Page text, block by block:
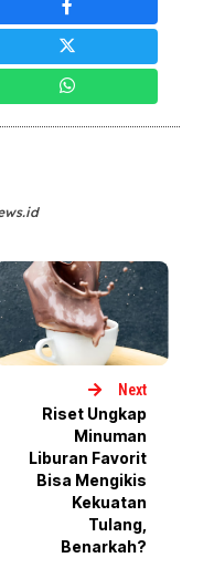
Next
Riset Ungkap
Minuman
Liburan Favorit
Bisa Mengikis
Kekuatan
Tulang,
Benarkah?